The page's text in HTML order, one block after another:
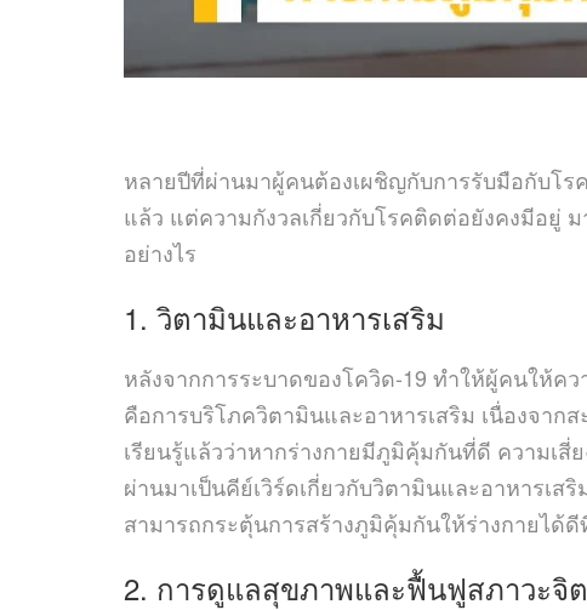
หลายปีที่ผ่านมาผู้คนต้องเผชิญกับการรับมือกับโ
แล้ว แต่ความกังวลเกี่ยวกับโรคติดต่อยังคงมีอยู่
อย่างไร
1. วิตามินและอาหารเสริม
หลังจากการระบาดของโควิด-19 ทำให้ผู้คนให้ค
คือการบริโภควิตามินและอาหารเสริม เนื่องจา
เรียนรู้แล้วว่าหากร่างกายมีภูมิคุ้มกันที่ดี ความเสี่
ผ่านมาเป็นคีย์เวิร์ดเกี่ยวกับวิตามินและอาหารเ
สามารถกระตุ้นการสร้างภูมิคุ้มกันให้ร่างกายได้
2. การดูแลสุขภาพและฟื้นฟูสภาวะจิ